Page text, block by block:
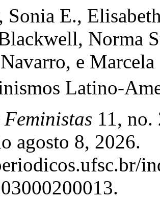
Sonia E.,
Norma
e
Latino-
11,
agosto 8, 2026.